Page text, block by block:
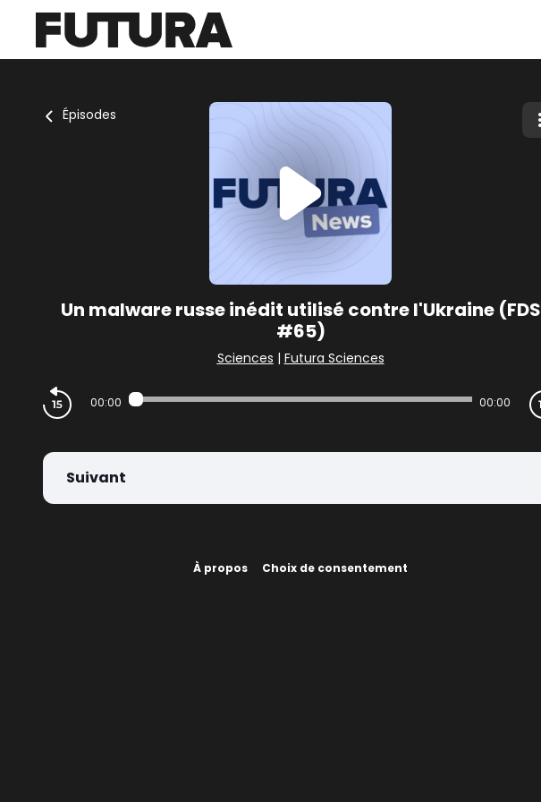
Épisodes
Un malware russe inédit utilisé contre l'Ukraine (FDS
#65)
Sciences | Futura Sciences
00:00 00:00
Suivant
À propos Choix de consentement